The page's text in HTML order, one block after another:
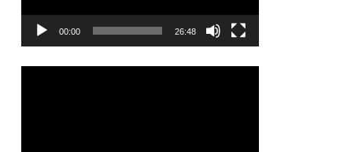
ヤ
00:00 26:48